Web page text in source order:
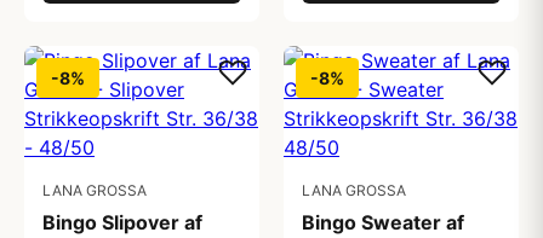
-8%
LANA GROSSA
Bingo Slipover af
-8%
LANA GROSSA
Bingo Sweater af